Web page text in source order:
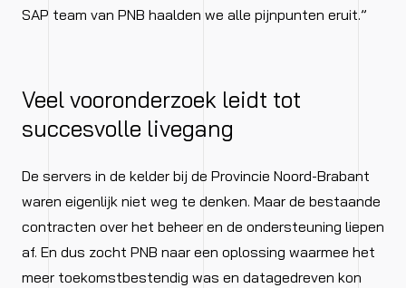
SAP team van PNB haalden we alle pijnpunten eruit.”
Veel vooronderzoek leidt tot
succesvolle livegang
De servers in de kelder bij de Provincie Noord-Brabant
waren eigenlijk niet weg te denken. Maar de bestaande
contracten over het beheer en de ondersteuning liepen
af. En dus zocht PNB naar een oplossing waarmee het
meer toekomstbestendig was en datagedreven kon